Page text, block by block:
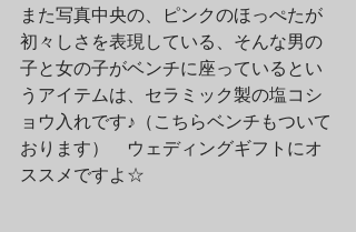
また写真中央の、ピンクのほっぺたが
初々しさを表現している、そんな男の
子と女の子がベンチに座っているとい
うアイテムは、セラミック製の塩コシ
ョウ入れです♪（こちらベンチもついて
おります）　ウェディングギフトにオ
ススメですよ☆